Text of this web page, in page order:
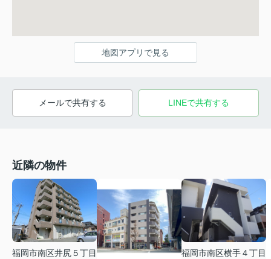
地図アプリで見る
メールで共有する LINEで共有する
近隣の物件
福岡市南区井尻５丁目
福岡市南区横手４丁目